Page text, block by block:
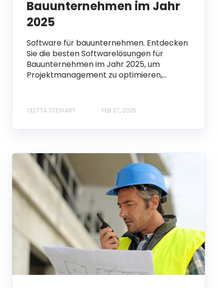
Bauunternehmen im Jahr
2025
Software für bauunternehmen. Entdecken
Sie die besten Softwarelösungen für
Bauunternehmen im Jahr 2025, um
Projektmanagement zu optimieren,...
OLETTA STEWART FEB 27, 2025